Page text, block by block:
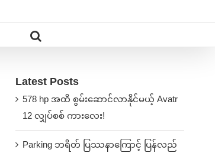
Latest Posts
578 hp အထိ စွမ်းဆောင်လာနိုင်မယ့် Avatr
12 လျှပ်စစ် ကားလေး!
Parking ဘရိတ် ပြဿနာကြောင့် ပြန်လည်